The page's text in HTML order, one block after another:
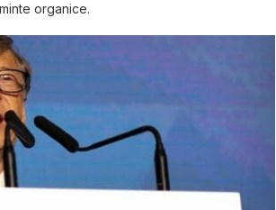
organice.